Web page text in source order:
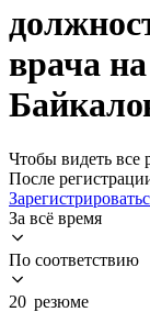
врача
Чтобы видеть все
После
За всё время
По соответствию
20 резюме